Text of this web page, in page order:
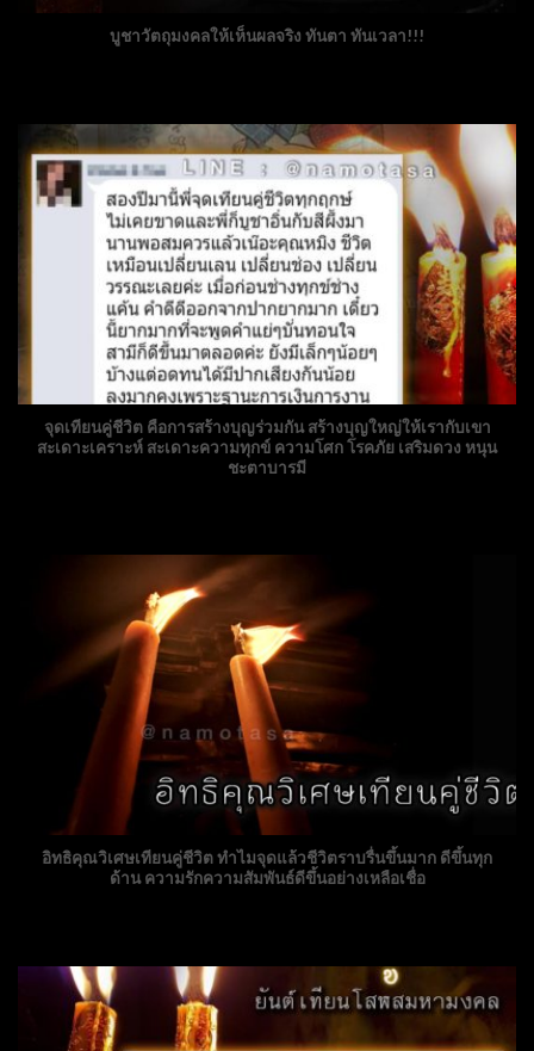
บูชาวัตถุมงคลให้เห็นผลจริง ทันตา ทันเวลา!!!
จุดเทียนคู่ชีวิต คือการสร้างบุญร่วมกัน สร้างบุญใหญ่ให้เรากับเขา
สะเดาะเคราะห์ สะเดาะความทุกข์ ความโศก โรคภัย เสริมดวง หนุน
ชะตาบารมี
อิทธิคุณวิเศษเทียนคู่ชีวิต ทำไมจุดแล้วชีวิตราบรื่นขึ้นมาก ดีขึ้นทุก
ด้าน ความรักความสัมพันธ์ดีขึ้นอย่างเหลือเชื่อ